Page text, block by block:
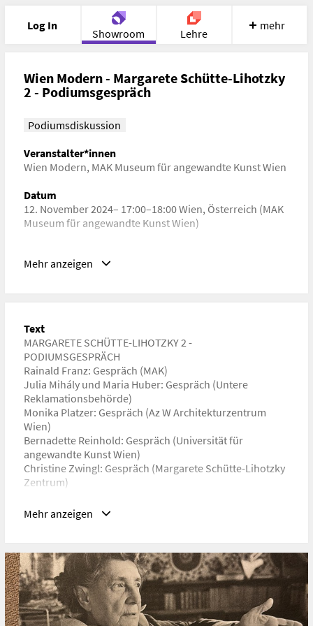
Log In
Showroom Lehre
Portfolio Image Cloud Chat
mehr
Wien Modern - Margarete Schütte-Lihotzky
2 - Podiumsgespräch
Podiumsdiskussion
Veranstalter*innen
Wien Modern, MAK Museum für angewandte Kunst Wien
Datum
12. November 2024– 17:00–18:00 Wien, Österreich (MAK
Museum für angewandte Kunst Wien)
Architekturgeschichte, Kunstgeschichte, Zeitgeschichte,
lihotzky-2-de-4308
Mehr anzeigen
Text
MARGARETE SCHÜTTE-LIHOTZKY 2 -
PODIUMSGESPRÄCH
Rainald Franz: Gespräch (MAK)
Julia Mihály und Maria Huber: Gespräch (Untere
Reklamationsbehörde)
Monika Platzer: Gespräch (Az W Architekturzentrum
Wien)
Bernadette Reinhold: Gespräch (Universität für
angewandte Kunst Wien)
Christine Zwingl: Gespräch (Margarete Schütte-Lihotzky
Zentrum)
Wie macht sich das Verhältnis zwischen Raum und
Gesellschaft in der Stadtarchitektur bemerkbar? Wer
und hörbar gemacht? Wie besetzen wir Wohnraum im
Alltag? Wie können wir Wohnraum beispielsweise
weiblich* besetzen und behaupten? Wie wollen wir
leben, und welche gebauten Stadträume brauchen wir
dafür? Fragen wie diese liegen dem Projekt [K]1 Zimmer
Wohnung des Musiktheater Kollektivs Untere
Mehr anzeigen